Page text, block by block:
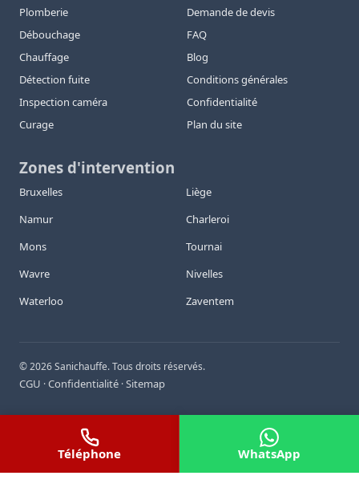
Plomberie
Débouchage
Chauffage
Détection fuite
Inspection caméra
Curage
Demande de devis
FAQ
Blog
Conditions générales
Confidentialité
Plan du site
Zones d'intervention
Bruxelles
Liège
Namur
Charleroi
Mons
Tournai
Wavre
Nivelles
Waterloo
Zaventem
©2026Sanichauffe. Tous droits réservés.
CGU ·Confidentialité ·Sitemap